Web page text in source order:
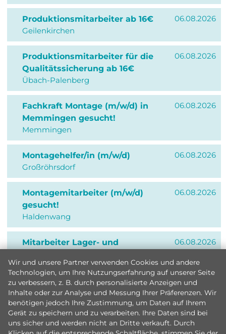
06.08.2026
Produktionsmitarbeiter ab 16€
Geilenkirchen
06.08.2026
Produktionsmitarbeiter für die
Qualitätssicherung ab 16€
Übach-Palenberg
06.08.2026
Fachkraft Montage (m/w/d) in
Memmingen gesucht!
Memmingen
06.08.2026
Montagehelfer/in (m/w/d)
Großröhrsdorf
06.08.2026
Montagemitarbeiter (m/w/d)
gesucht!
Haldenwang
06.08.2026
Mitarbeiter Lager- und
Haldenwang
05.08.2026
Kunststoff- und
Kautschuktechnologe (m/w/d) im Bereich
Spritzguss
Eisenach
Wir und unsere Partner verwenden Cookies und andere
Technologien, um Ihre Nutzungserfahrung auf unserer Seite
zu verbessern, z. B. durch personalisierte Anzeigen und
Inhalte oder zur Analyse und Messung Ihrer Präferenzen. Wir
benötigen jedoch Ihre Zustimmung, um Daten auf Ihrem
Gerät zu speichern und zu verarbeiten. Ihre Daten sind bei
uns sicher und werden nicht an Dritte verkauft. Durch